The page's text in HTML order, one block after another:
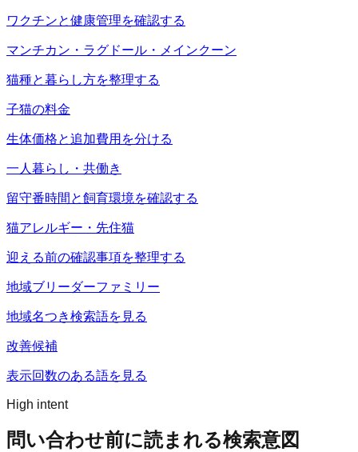
ワクチンと健康管理を確認する
マンチカン・ラグドール・メインクーン
猫種と暮らし方を整理する
子猫の料金
生体価格と追加費用を分ける
一人暮らし・共働き
留守番時間と飼育環境を確認する
猫アレルギー・先住猫
迎える前の確認事項を整理する
地域ブリーダーファミリー
地域名つき検索語を見る
改善候補
表示回数のある語を見る
High intent
問い合わせ前に読まれる検索意図